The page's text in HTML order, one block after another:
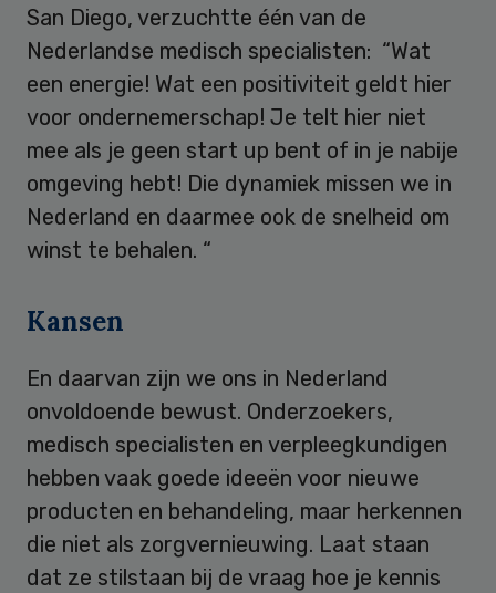
San Diego, verzuchtte één van de
Nederlandse medisch specialisten: “Wat
een energie! Wat een positiviteit geldt hier
voor ondernemerschap! Je telt hier niet
mee als je geen start up bent of in je nabije
omgeving hebt! Die dynamiek missen we in
Nederland en daarmee ook de snelheid om
winst te behalen. “
Kansen
En daarvan zijn we ons in Nederland
onvoldoende bewust. Onderzoekers,
medisch specialisten en verpleegkundigen
hebben vaak goede ideeën voor nieuwe
producten en behandeling, maar herkennen
die niet als zorgvernieuwing. Laat staan
dat ze stilstaan bij de vraag hoe je kennis